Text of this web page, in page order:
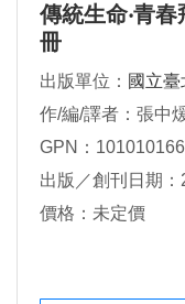
傳統生命‧青
冊
出版單位： 國立
作/編/譯者：張中
GPN：
出版／創刊日期：
價格：未定價